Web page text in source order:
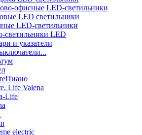
офисные LED-светильники
LED светильники
LED-светильники
светильники LED
и указатели
Life Valena
Life
electric